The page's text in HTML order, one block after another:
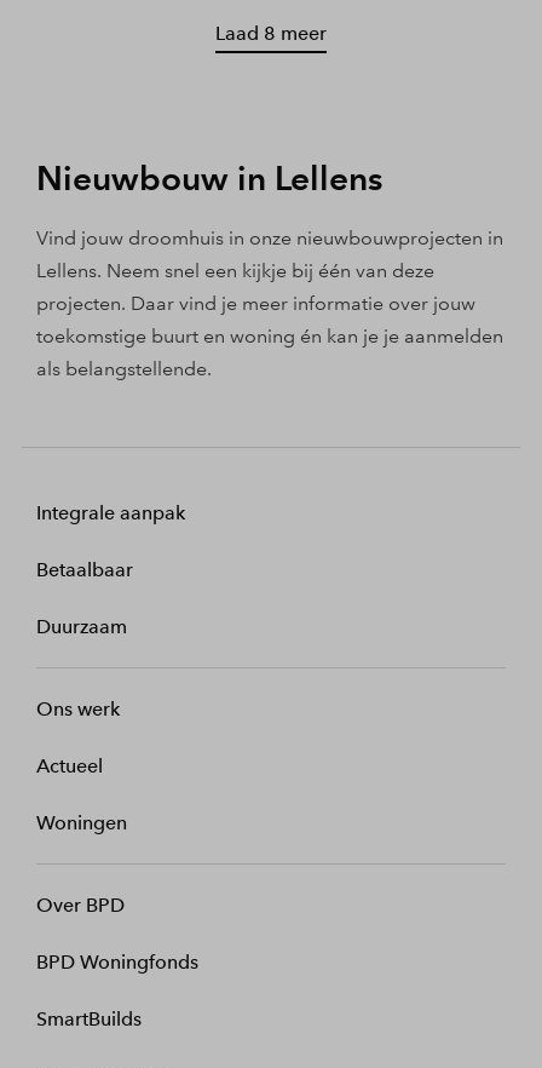
Laad 8 meer
Nieuwbouw in Lellens
Vind jouw droomhuis in onze nieuwbouwprojecten in
Lellens. Neem snel een kijkje bij één van deze
projecten. Daar vind je meer informatie over jouw
toekomstige buurt en woning én kan je je aanmelden
als belangstellende.
Integrale aanpak
Betaalbaar
Duurzaam
Ons werk
Actueel
Woningen
Over BPD
BPD Woningfonds
SmartBuilds